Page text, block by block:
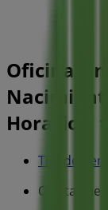
Oficina
Horarios,
Tiendeo
Ofertas de